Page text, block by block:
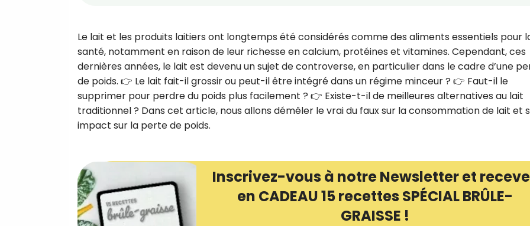
Le lait et les produits laitiers ont longtemps été considérés comme des aliments essentiels pour
santé, notamment en raison de leur richesse en calcium, protéines et vitamines. Cependant, ces
dernières années, le lait est devenu un sujet de controverse, en particulier dans le cadre d’une
de poids. 👉 Le lait fait-il grossir ou peut-il être intégré dans un régime minceur ? 👉 Faut-il le
supprimer pour perdre du poids plus facilement ? 👉 Existe-t-il de meilleures alternatives au lait
traditionnel ? Dans cet article, nous allons démêler le vrai du faux sur la consommation de lait et
impact sur la perte de poids.
Inscrivez-vous à notre Newsletter et
en CADEAU 15 recettes SPÉCIAL BRÛLE-
GRAISSE !